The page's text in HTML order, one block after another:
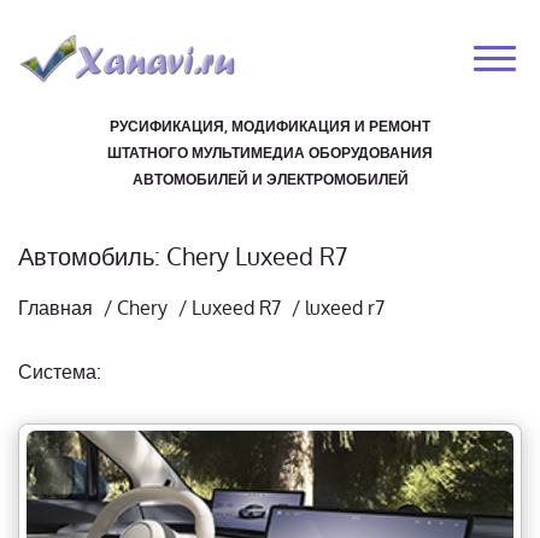
РУСИФИКАЦИЯ, МОДИФИКАЦИЯ И РЕМОНТ
ШТАТНОГО МУЛЬТИМЕДИА ОБОРУДОВАНИЯ
АВТОМОБИЛЕЙ И ЭЛЕКТРОМОБИЛЕЙ
Автомобиль: Chery Luxeed R7
Главная / Chery / Luxeed R7 / luxeed r7
Система: